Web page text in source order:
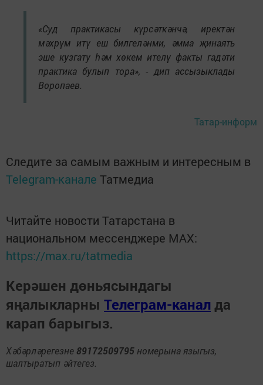
«Суд практикасы күрсәткәнчә, иректән
мәхрүм итү еш билгеләнми, әмма җинаять
эше кузгату һәм хөкем ителү факты гадәти
практика булып тора», - дип ассызыклады
Воропаев.
Татар-информ
Следите за самым важным и интересным в
Telegram-канале Татмедиа
Читайте новости Татарстана в
национальном мессенджере MАХ:
https://max.ru/tatmedia
Керәшен дөньясындагы
яңалыкларны Телеграм-канал да
карап барыгыз.
Хәбәрләрегезне 89172509795 номерына языгыз,
шалтыратып әйтегез.